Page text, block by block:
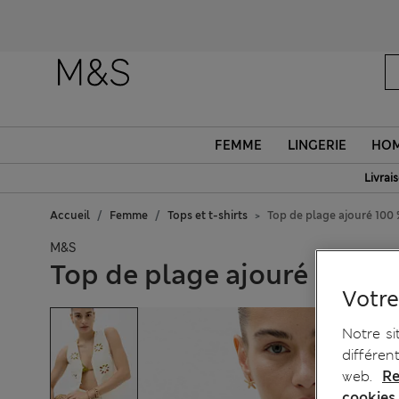
FEMME LINGERIE
Accueil Femme Tops et t-shirts Top de plage ajouré 100
M&S
Top de plage ajouré 100
Notre
web.